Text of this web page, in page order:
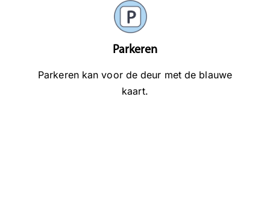
Parkeren
Parkeren kan voor de deur met de blauwe
kaart.